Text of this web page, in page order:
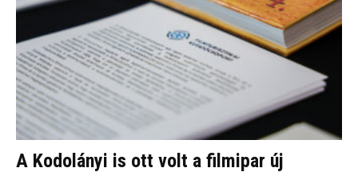
A Kodolányi is ott volt a filmipar új